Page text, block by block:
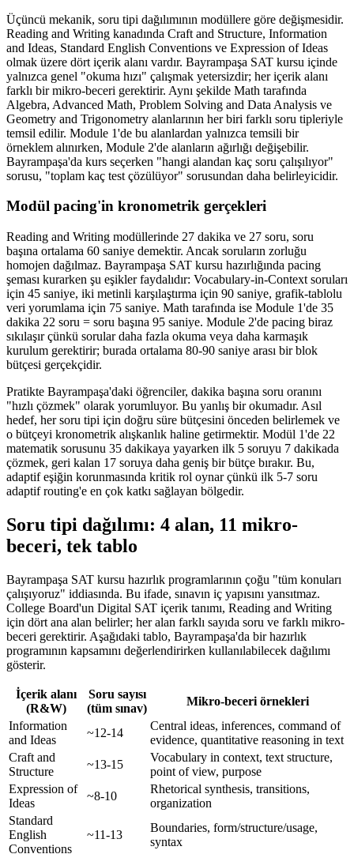
Üçüncü mekanik, soru tipi dağılımının modüllere göre değişmesidir.
Reading and Writing kanadında Craft and Structure, Information
and Ideas, Standard English Conventions ve Expression of Ideas
olmak üzere dört içerik alanı vardır. Bayrampaşa SAT kursu içinde
yalnızca genel "okuma hızı" çalışmak yetersizdir; her içerik alanı
farklı bir mikro-beceri gerektirir. Aynı şekilde Math tarafında
Algebra, Advanced Math, Problem Solving and Data Analysis ve
Geometry and Trigonometry alanlarının her biri farklı soru tipleriyle
temsil edilir. Module 1'de bu alanlardan yalnızca temsili bir
örneklem alınırken, Module 2'de alanların ağırlığı değişebilir.
Bayrampaşa'da kurs seçerken "hangi alandan kaç soru çalışılıyor"
sorusu, "toplam kaç test çözülüyor" sorusundan daha belirleyicidir.
Modül pacing'in kronometrik gerçekleri
Reading and Writing modüllerinde 27 dakika ve 27 soru, soru
başına ortalama 60 saniye demektir. Ancak soruların zorluğu
homojen dağılmaz. Bayrampaşa SAT kursu hazırlığında pacing
şeması kurarken şu eşikler faydalıdır: Vocabulary-in-Context soruları
için 45 saniye, iki metinli karşılaştırma için 90 saniye, grafik-tablolu
veri yorumlama için 75 saniye. Math tarafında ise Module 1'de 35
dakika 22 soru = soru başına 95 saniye. Module 2'de pacing biraz
sıkılaşır çünkü sorular daha fazla okuma veya daha karmaşık
kurulum gerektirir; burada ortalama 80-90 saniye arası bir blok
bütçesi gerçekçidir.
Pratikte Bayrampaşa'daki öğrenciler, dakika başına soru oranını
"hızlı çözmek" olarak yorumluyor. Bu yanlış bir okumadır. Asıl
hedef, her soru tipi için doğru süre bütçesini önceden belirlemek ve
o bütçeyi kronometrik alışkanlık haline getirmektir. Modül 1'de 22
matematik sorusunu 35 dakikaya yayarken ilk 5 soruyu 7 dakikada
çözmek, geri kalan 17 soruya daha geniş bir bütçe bırakır. Bu,
adaptif eşiğin korunmasında kritik rol oynar çünkü ilk 5-7 soru
adaptif routing'e en çok katkı sağlayan bölgedir.
Soru tipi dağılımı: 4 alan, 11 mikro-
beceri, tek tablo
Bayrampaşa SAT kursu hazırlık programlarının çoğu "tüm konuları
çalışıyoruz" iddiasında. Bu ifade, sınavın iç yapısını yansıtmaz.
College Board'un Digital SAT içerik tanımı, Reading and Writing
için dört ana alan belirler; her alan farklı sayıda soru ve farklı mikro-
beceri gerektirir. Aşağıdaki tablo, Bayrampaşa'da bir hazırlık
programının kapsamını değerlendirirken kullanılabilecek dağılımı
gösterir.
İçerik alanı
(R&W)
Soru sayısı
(tüm sınav)
Mikro-beceri örnekleri
Information
and Ideas
~12-14
Central ideas, inferences, command of
evidence, quantitative reasoning in text
Craft and
Structure
~13-15
Vocabulary in context, text structure,
point of view, purpose
Expression of
Ideas
~8-10
Rhetorical synthesis, transitions,
organization
Standard
English
Conventions
~11-13
Boundaries, form/structure/usage,
syntax